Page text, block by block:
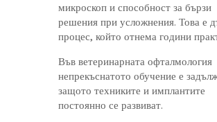
микроскоп и способност за бързи
решения при усложнения. Това е
процес, който отнема години
Във ветеринарната офталмология
непрекъснатото обучение е
защото техниките и имплантите
постоянно се развиват.